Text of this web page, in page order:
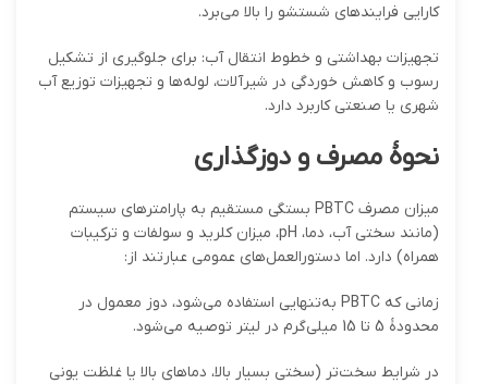
کارایی فرایندهای شستشو را بالا می‌برد.
تجهیزات بهداشتی و خطوط انتقال آب: برای جلوگیری از تشکیل
رسوب و کاهش خوردگی در شیرآلات، لوله‌ها و تجهیزات توزیع آب
شهری یا صنعتی کاربرد دارد.
نحوهٔ مصرف و دوزگذاری
میزان مصرف PBTC بستگی مستقیم به پارامترهای سیستم
(مانند سختی آب، دما، pH، میزان کلرید و سولفات و ترکیبات
همراه) دارد. اما دستورالعمل‌های عمومی عبارتند از:
زمانی که PBTC به‌تنهایی استفاده می‌شود، دوز معمول در
محدودهٔ 5 تا 15 میلی‌گرم در لیتر توصیه می‌شود.
در شرایط سخت‌تر (سختی بسیار بالا، دماهای بالا یا غلظت یونی